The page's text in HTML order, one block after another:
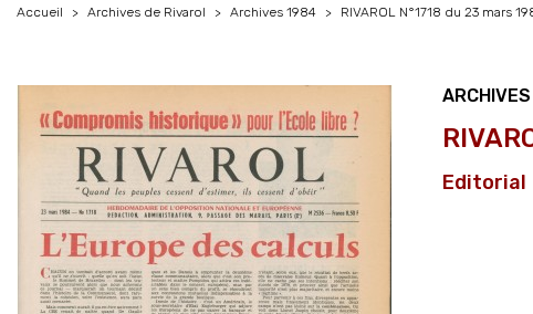
Accueil Archives de Rivarol Archives 1984 RIVAROL N°1718 du 23 mars
Editorial